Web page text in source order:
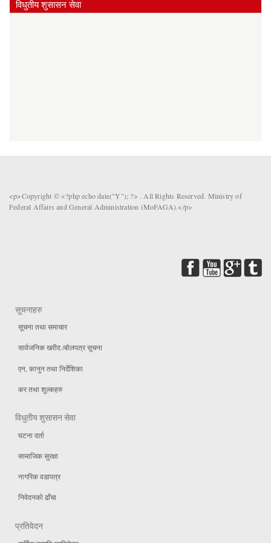
विधुतीय शुसासन सेवा
<p>Copyright © <?php echo date("Y"); ?> . All Rights Reserved. Ministry of
Federal Affairs and General Administration (MoFAGA).</p>
सूचनाहरु
सूचना तथा समाचार
सार्वजनिक खरीद /बोलपत्र सूचना
एन, कानुन तथा निर्देशिका
कर तथा शुल्कहरु
विधुतीय शुसासन सेवा
घटना दर्ता
सामाजिक सुरक्षा
नागरिक वडापत्र
निवेदनको ढाँचा
प्रतिवेदन